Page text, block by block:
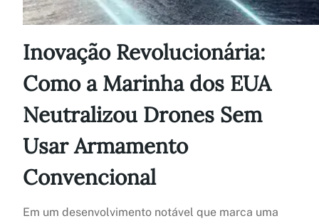
Inovação Revolucionária:
Como a Marinha dos EUA
Neutralizou Drones Sem
Usar Armamento
Convencional
Em um desenvolvimento notável que marca uma